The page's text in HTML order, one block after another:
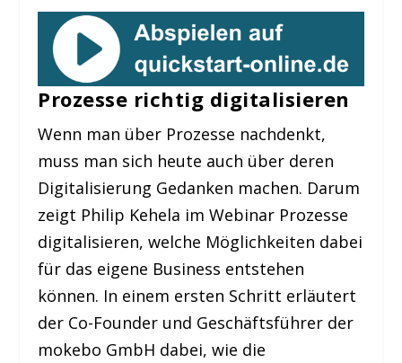
Prozesse richtig digitalisieren
Wenn man über Prozesse nachdenkt,
muss man sich heute auch über deren
Digitalisierung Gedanken machen. Darum
zeigt Philip Kehela im Webinar Prozesse
digitalisieren, welche Möglichkeiten dabei
für das eigene Business entstehen
können. In einem ersten Schritt erläutert
der Co-Founder und Geschäftsführer der
mokebo GmbH dabei, wie die